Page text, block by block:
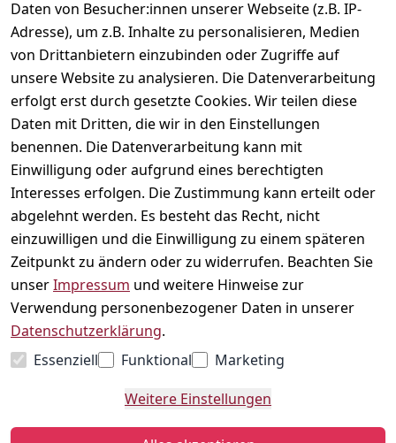
Daten von Besucher:innen unserer Webseite (z.B. IP-
Adresse), um z.B. Inhalte zu personalisieren, Medien
von Drittanbietern einzubinden oder Zugriffe auf
unsere Website zu analysieren. Die Datenverarbeitung
erfolgt erst durch gesetzte Cookies. Wir teilen diese
Daten mit Dritten, die wir in den Einstellungen
benennen. Die Datenverarbeitung kann mit
Einwilligung oder aufgrund eines berechtigten
Interesses erfolgen. Die Zustimmung kann erteilt oder
abgelehnt werden. Es besteht das Recht, nicht
einzuwilligen und die Einwilligung zu einem späteren
Zeitpunkt zu ändern oder zu widerrufen. Beachten Sie
unserImpressum und weitere Hinweise zur
Verwendung personenbezogener Daten in unserer
Datenschutzerklärung.
Essenziell
Funktional
Marketing
Weitere Einstellungen
Rechtliches
Impressum
Datenschutzerklär
ung
Widerrufsrecht
Versand &
Zahlung
Kontakt
Vertrag
widerrufen
Kontakt
Telefonische
Unterstützung
und Beratung
unter:
040 180
678 99
Mo-Fr: 10:00 -
16:00 Uhr
Schnackenburga
llee 120
22525 Hamburg
Kontaktformular
Social
Instagram